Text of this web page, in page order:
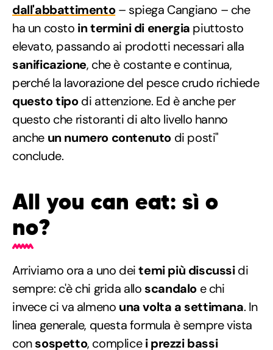
dall'abbattimento– spiega Cangiano – che
ha un costo in termini di energia piuttosto
elevato, passando ai prodotti necessari alla
sanificazione, che è costante e continua,
perché la lavorazione del pesce crudo richiede
questo tipodi attenzione. Ed è anche per
questo che ristoranti di alto livello hanno
anche un numero contenuto di posti"
conclude.
All you can eat: sì o
no?
Arriviamo ora a uno deitemi più discussidi
sempre: c'è chi grida allo scandalo e chi
invece ci va almeno una volta a settimana. In
linea generale, questa formula è sempre vista
consospetto, complicei prezzi bassi